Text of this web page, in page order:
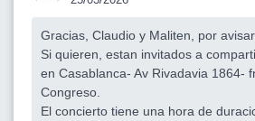
Gracias, Claudio y Maliten, por avisar.
Si quieren, estan invitados a
en Casablanca- Av Rivadavia 1864-
Congreso.
El concierto tiene una hora de